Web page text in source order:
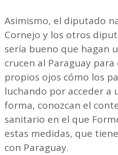
Asimismo, el diputado
Cornejo y los otros
sería bueno que hagan
crucen al Paraguay para
propios ojos cómo los
luchando por acceder a
forma, conozcan el
sanitario en el que
estas medidas, que
con Paraguay.